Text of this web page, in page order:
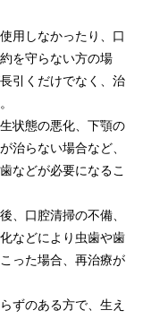
用しなかったり、口
を守らない方の場
引くだけでなく、治
状態の悪化、下顎の
治らない場合など、
などが必要になるこ
、口腔清掃の不備、
などにより虫歯や歯
った場合、再治療が
ずのある方で、生え